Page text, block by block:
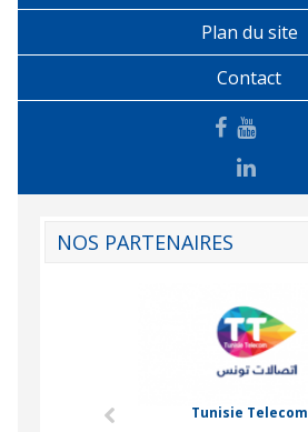
Plan du site
Contact
NOS PARTENAIRES
Tunisie Telecom